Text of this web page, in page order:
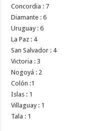
Concordia : 7
Diamante : 6
Uruguay : 6
La Paz : 4
San Salvador : 4
Victoria : 3
Nogoyá : 2
Colón :1
Islas : 1
Villaguay : 1
Tala : 1